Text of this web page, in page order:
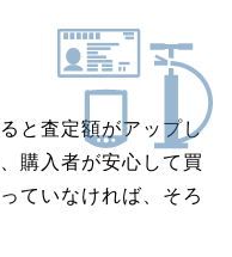
と査定額がアップし
購入者が安心して買
ていなければ、そろ